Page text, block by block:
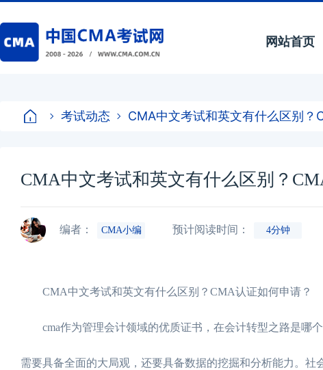
网站首页
考试动态 CMA中文考试和英文有什么区别？
CMA中文考试和英文有什么区别？
编者： CMA小编 预计阅读时间： 4分钟
CMA中文考试和英文有什么区别？CMA认证如何申请？
cma作为管理会计领域的优质证书，在会计转型之路是哪个
需要具备全面的大局观，还要具备数据的挖掘和分析能力。